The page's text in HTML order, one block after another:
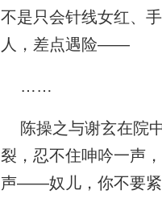
不是只会针线女红、
人，差点遇险——
……
陈操之与谢玄在院
裂，忍不住呻吟一声
声——奴儿，你不要紧